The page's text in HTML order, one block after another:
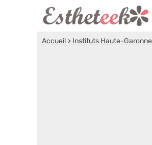
Accueil > Instituts Haute-Garonne